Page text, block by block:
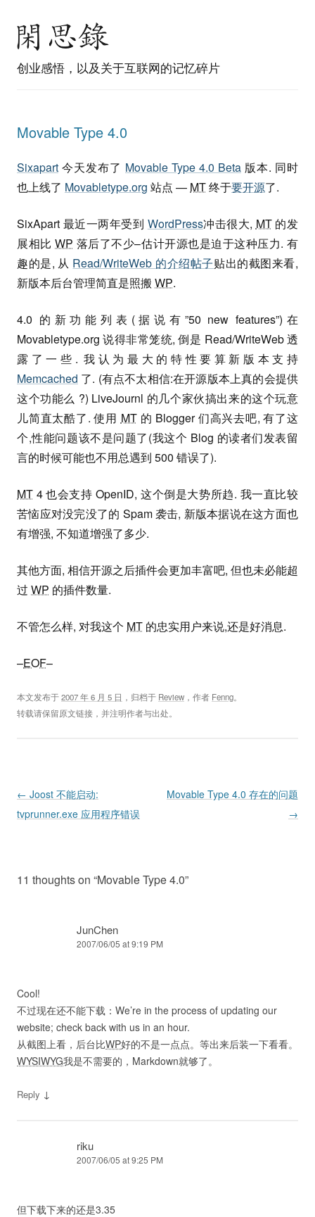
创业感悟，以及关于互联网的记忆碎片
Movable Type 4.0
Sixapart 今天发布了 Movable Type 4.0 Beta 版本. 同时
也上线了 Movabletype.org 站点 — MT终于要开源了.
SixApart 最近一两年受到 WordPress冲击很大, MT的发
展相比WP 落后了不少–估计开源也是迫于这种压力. 有
趣的是, 从 Read/WriteWeb 的介绍帖子贴出的截图来看,
新版本后台管理简直是照搬 WP.
4.0 的新功能列表(据说有”50 new features”)在
Movabletype.org 说得非常笼统, 倒是 Read/WriteWeb 透
露了一些. 我认为最大的特性要算新版本支持
Memcached 了. (有点不太相信:在开源版本上真的会提供
这个功能么 ?) LiveJournl 的几个家伙搞出来的这个玩意
儿简直太酷了. 使用 MT的 Blogger 们高兴去吧, 有了这
个,性能问题该不是问题了(我这个 Blog 的读者们发表留
言的时候可能也不用总遇到 500 错误了).
MT 4 也会支持 OpenID, 这个倒是大势所趋. 我一直比较
苦恼应对没完没了的 Spam 袭击, 新版本据说在这方面也
有增强, 不知道增强了多少.
其他方面, 相信开源之后插件会更加丰富吧, 但也未必能超
过 WP 的插件数量.
不管怎么样, 对我这个 MT 的忠实用户来说,还是好消息.
–EOF–
本文发布于2007 年 6 月 5 日 ，归档于 Review ，作者 Fenng。
转载请保留原文链接，并注明作者与出处。
Post navigation
← Joost 不能启动:
tvprunner.exe 应用程序错误
Movable Type 4.0 存在的问题
→
11 thoughts on “Movable Type 4.0”
JunChen
2007/06/05 at 9:19 PM
Cool!
不过现在还不能下载：We’re in the process of updating our
website; check back with us in an hour.
从截图上看，后台比WP好的不是一点点。等出来后装一下看看。
WYSIWYG我是不需要的，Markdown就够了。
Reply ↓
riku
2007/06/05 at 9:25 PM
但下载下来的还是3.35